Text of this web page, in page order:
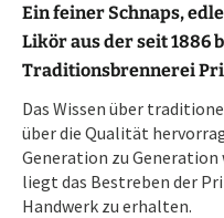
Ein feiner Schnaps,
Likör aus der seit 1886
Traditionsbrennerei
Das Wissen über
über die Qualität
Generation zu
liegt das Bestreben der
Handwerk zu erhalten.